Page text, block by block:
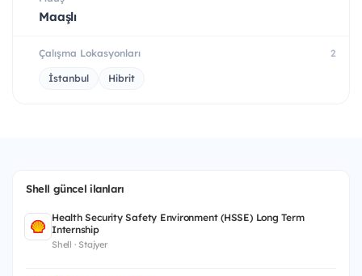
Maaşlı
Çalışma Lokasyonları 2
İstanbul Hibrit
Shell güncel ilanları
Health Security Safety Environment (HSSE) Long Term
Internship
Shell · Stajyer